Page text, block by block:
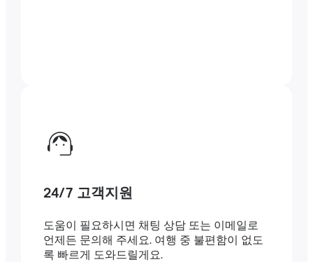
24/7 고객지원
도움이 필요하시면 채팅 상담 또는 이메일로
언제든 문의해 주세요. 여행 중 불편함이 없도
록 빠르게 도와드릴게요.